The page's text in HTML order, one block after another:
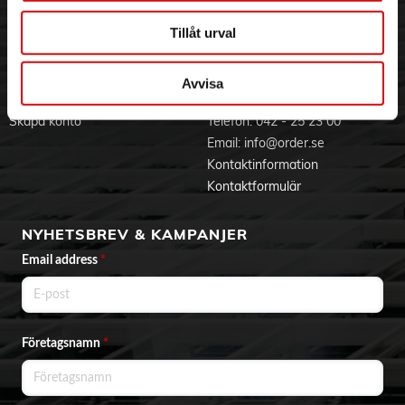
Tillåt urval
Avvisa
Om cookies
Skapa konto
KONTAKTA OSS
Telefon:042 - 25 23 00
Email: info@order.se
Kontaktinformation
Kontaktformulär
NYHETSBREV & KAMPANJER
Email address *
Företagsnamn*